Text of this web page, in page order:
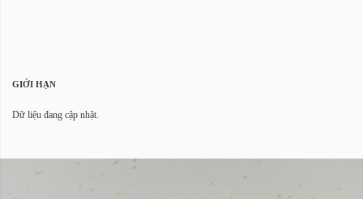
GIỚI HẠN
Dữ liệu đang cập nhật.